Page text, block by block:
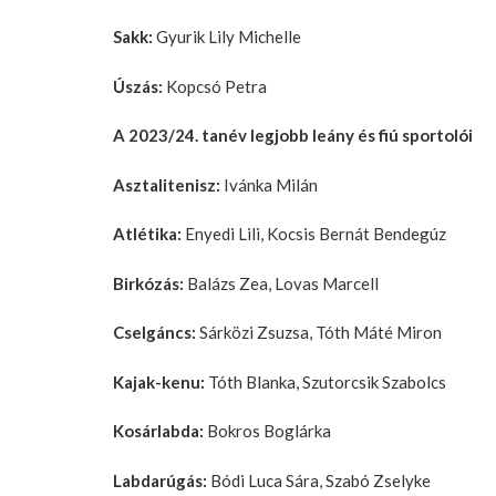
Sakk: Gyurik Lily Michelle
Úszás: Kopcsó Petra
A 2023/24. tanév legjobb leány és fiú sportolói
Asztalitenisz: Ivánka Milán
Atlétika: Enyedi Lili, Kocsis Bernát Bendegúz
Birkózás: Balázs Zea, Lovas Marcell
Cselgáncs: Sárközi Zsuzsa, Tóth Máté Miron
Kajak-kenu: Tóth Blanka, Szutorcsik Szabolcs
Kosárlabda: Bokros Boglárka
Labdarúgás: Bódi Luca Sára, Szabó Zselyke